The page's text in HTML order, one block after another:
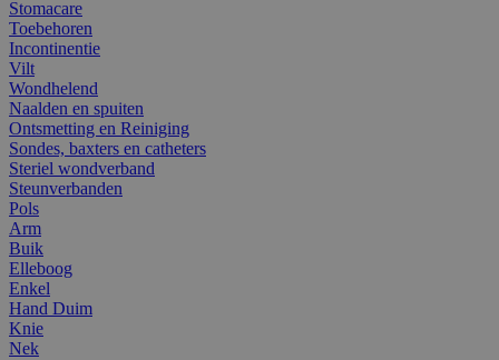
Stomacare
Toebehoren
Incontinentie
Vilt
Wondhelend
Naalden en spuiten
Ontsmetting en Reiniging
Sondes, baxters en catheters
Steriel wondverband
Steunverbanden
Pols
Arm
Buik
Elleboog
Enkel
Hand Duim
Knie
Nek